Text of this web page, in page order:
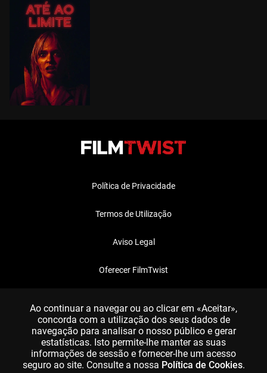
Política de Privacidade
Termos de Utilização
Aviso Legal
Oferecer FilmTwist
Ao continuar a navegar ou ao clicar em «Aceitar»,
concorda com a utilização dos seus dados de
navegação para analisar o nosso público e gerar
estatísticas. Isto permite-lhe manter as suas
informações de sessão e fornecer-lhe um acesso
seguro ao site. Consulte a nossa Política de Cookies.